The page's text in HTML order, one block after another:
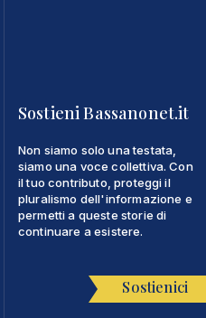
Sostieni Bassanonet.it
Non siamo solo una testata,
siamo una voce collettiva. Con
il tuo contributo, proteggi il
pluralismo dell'informazione e
permetti a queste storie di
continuare a esistere.
Sostienici